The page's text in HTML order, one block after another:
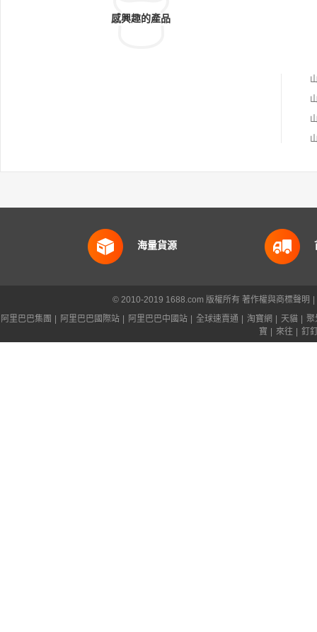
感興趣的產品
海量貨源
© 2010-2019 1688.com 版權所有 著作權與商標聲明
阿里巴巴集團
阿里巴巴國際站 阿里巴巴中國站 全球速賣通 淘寶網 天貓
聚
寶
來往 釘